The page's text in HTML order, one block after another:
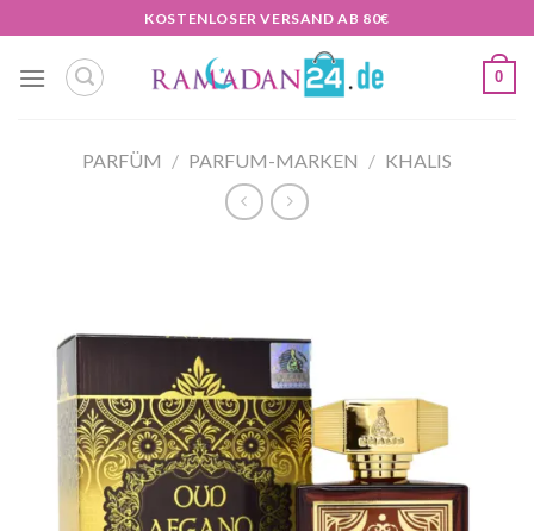
Inhalt
springen
KOSTENLOSER VERSAND AB 80€
0
PARFÜM / PARFUM-MARKEN / KHALIS